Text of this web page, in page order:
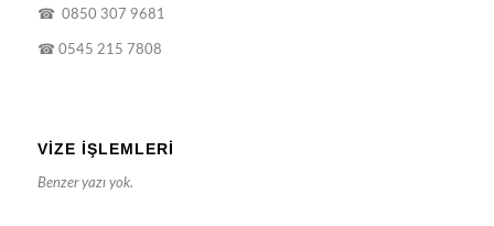
☎0850 307 9681
☎0545 215 7808
VIZE İŞLEMLERI
Benzer yazı yok.